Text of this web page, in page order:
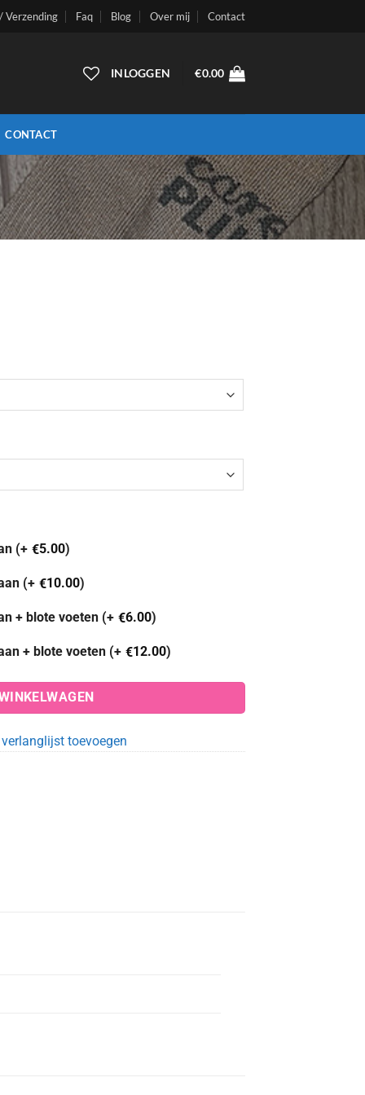
Verzending Faq Blog Over mij Contact
INLOGGEN €0.00
CONTACT
(+ €5.00)
(+ €10.00)
+ blote voeten (+ €6.00)
+ blote voeten (+ €12.00)
WINKELWAGEN
toevoegen